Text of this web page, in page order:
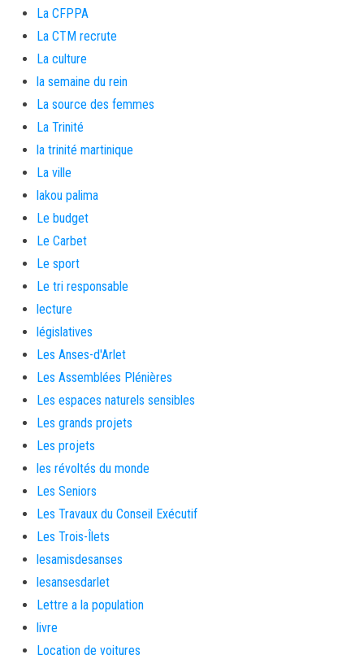
La CFPPA
La CTM recrute
La culture
la semaine du rein
La source des femmes
La Trinité
la trinité martinique
La ville
lakou palima
Le budget
Le Carbet
Le sport
Le tri responsable
lecture
législatives
Les Anses-d'Arlet
Les Assemblées Plénières
Les espaces naturels sensibles
Les grands projets
Les projets
les révoltés du monde
Les Seniors
Les Travaux du Conseil Exécutif
Les Trois-Îlets
lesamisdesanses
lesansesdarlet
Lettre a la population
livre
Location de voitures